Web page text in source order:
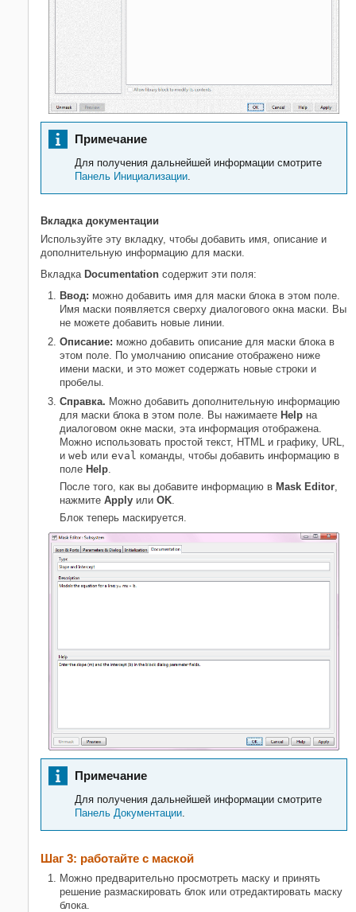
Примечание
Для получения дальнейшей информации смотрите
Панель Инициализации.
Вкладка документации
Используйте эту вкладку, чтобы добавить имя, описание и
дополнительную информацию для маски.
Вкладка Documentation содержит эти поля:
Ввод: можно добавить имя для маски блока в этом поле.
Имя маски появляется сверху диалогового окна маски. Вы
не можете добавить новые линии.
Описание: можно добавить описание для маски блока в
этом поле. По умолчанию описание отображено ниже
имени маски, и это может содержать новые строки и
пробелы.
Справка. Можно добавить дополнительную информацию
для маски блока в этом поле. Вы нажимаете Help на
диалоговом окне маски, эта информация отображена.
Можно использовать простой текст, HTML и графику, URL,
и web или eval команды, чтобы добавить информацию в
поле Help.
После того, как вы добавите информацию в Mask Editor,
нажмите Apply или OK.
Блок теперь маскируется.
Примечание
Для получения дальнейшей информации смотрите
Панель Документации
Шаг 3: работайте с маской
Можно предварительно просмотреть маску и принять
решение размаскировать блок или отредактировать маску
блока.